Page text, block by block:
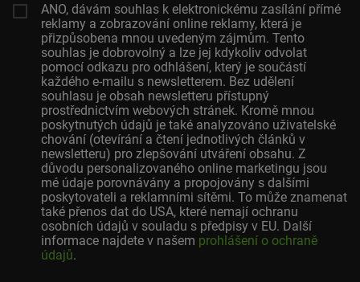
ANO, dávám souhlas k elektronickému zasílání přímé
reklamy a zobrazování online reklamy, která je
přizpůsobena mnou uvedeným zájmům. Tento
souhlas je dobrovolný a lze jej kdykoliv odvolat
pomocí odkazu pro odhlášení, který je součástí
každého e-mailu s newsletterem. Bez udělení
souhlasu je obsah newsletteru přístupný
prostřednictvím webových stránek. Kromě mnou
poskytnutých údajů je také analyzováno uživatelské
chování (otevírání a čtení jednotlivých článků v
newsletteru) pro zlepšování utváření obsahu. Z
důvodu personalizovaného online marketingu jsou
mé údaje porovnávány a propojovány s dalšími
poskytovateli a reklamními sítěmi. To může znamenat
také přenos dat do USA, které nemají ochranu
osobních údajů v souladu s předpisy v EU. Další
informace najdete v našem prohlášení o ochraně
údajů.